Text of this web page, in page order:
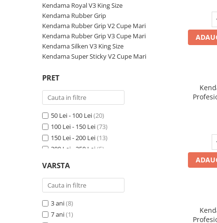
Pahare, Sticle si Cani
Ustensile pentru Bucătărie
Ustensile pentru Bucătărie
Veselă pentru Masă
Articole pentru Casa si Curatenie
Accesorii Ingrijire Casa
Diverse Casa
Incalzire si climatizare
Maturi, Perii, Mopuri si Galeti
Perne Voiaj, Paturi si Textile
Produse ingrijire incaltaminte
Tapet 3D Autoadeziv
Umidificatoare
Kendama Royal V3 King Size
Kendama Rubber Grip
Kendama Rubber Grip V2 Cupe Mari
Kendama Rubber Grip V3 Cupe Mari
Kendama Silken V3 King Size
Kendama Super Sticky V2 Cupe Mari
PRET
50 Lei - 100 Lei(20)
100 Lei - 150 Lei(73)
150 Lei - 200 Lei(13)
200 Lei - 250 Lei (5)
300 Lei - 400 Lei
400 Lei - 500 Lei
Peste 1000 Lei(1)
VARSTA
3 ani(8)
7 ani(1)